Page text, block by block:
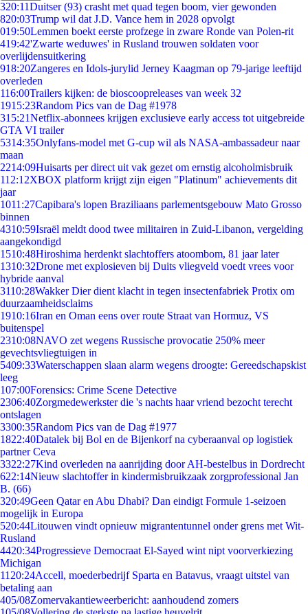
320:11Duitser (93) crasht met quad tegen boom, vier gewonden
820:03Trump wil dat J.D. Vance hem in 2028 opvolgt
019:50Lemmen boekt eerste profzege in zware Ronde van Polen-rit
419:42'Zwarte weduwes' in Rusland trouwen soldaten voor
overlijdensuitkering
918:20Zangeres en Idols-jurylid Jerney Kaagman op 79-jarige leeftijd
overleden
116:00Trailers kijken: de bioscoopreleases van week 32
1915:23Random Pics van de Dag #1978
315:21Netflix-abonnees krijgen exclusieve early access tot uitgebreide
GTA VI trailer
5314:35Onlyfans-model met G-cup wil als NASA-ambassadeur naar
maan
2214:09Huisarts per direct uit vak gezet om ernstig alcoholmisbruik
112:12XBOX platform krijgt zijn eigen "Platinum" achievements dit
jaar
1011:27Capibara's lopen Braziliaans parlementsgebouw Mato Grosso
binnen
4310:59Israël meldt dood twee militairen in Zuid-Libanon, vergelding
aangekondigd
1510:48Hiroshima herdenkt slachtoffers atoombom, 81 jaar later
1310:32Drone met explosieven bij Duits vliegveld voedt vrees voor
hybride aanval
3110:28Wakker Dier dient klacht in tegen insectenfabriek Protix om
duurzaamheidsclaims
1910:16Iran en Oman eens over route Straat van Hormuz, VS
buitenspel
2310:08NAVO zet wegens Russische provocatie 250% meer
gevechtsvliegtuigen in
5409:33Waterschappen slaan alarm wegens droogte: Gereedschapskist
leeg
107:00Forensics: Crime Scene Detective
2306:40Zorgmedewerkster die 's nachts haar vriend bezocht terecht
ontslagen
3300:35Random Pics van de Dag #1977
1822:40Datalek bij Bol en de Bijenkorf na cyberaanval op logistiek
partner Ceva
3322:27Kind overleden na aanrijding door AH-bestelbus in Dordrecht
622:14Nieuw slachtoffer in kindermisbruikzaak zorgprofessional Jan
B. (66)
320:49Geen Qatar en Abu Dhabi? Dan eindigt Formule 1-seizoen
mogelijk in Europa
520:44Litouwen vindt opnieuw migrantentunnel onder grens met Wit-
Rusland
4420:34Progressieve Democraat El-Sayed wint nipt voorverkiezing
Michigan
11 20:24Accell, moederbedrijf Sparta en Batavus, vraagt uitstel van
betaling aan
405/08Zomervakantieweerbericht: aanhoudend zomers